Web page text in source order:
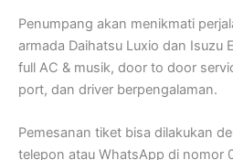
Penumpang akan menikmati
armada Daihatsu Luxio dan Isuzu
full AC & musik, door to door
port, dan driver berpengalaman.
Pemesanan tiket bisa dilakukan
telepon atau WhatsApp di nomor